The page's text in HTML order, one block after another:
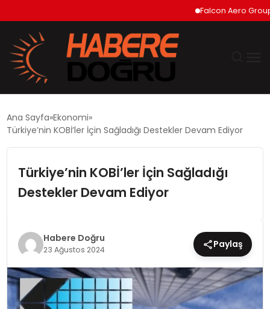
Falcon Aero Group,
SİYASET
TEKNOLOJİ
SPOR
EĞİTİM
Ana Sayfa Ekonomi
Türkiye’nin KOBİ’ler İçin Sağladığı Destekler Devam Ediyor
Türkiye’nin KOBİ’ler İçin Sağladığı
Destekler Devam Ediyor
Habere Doğru
23 Ağustos 2024 Paylaş